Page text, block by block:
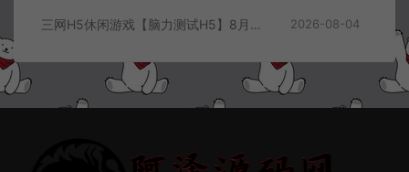
三网H5休闲游戏【脑力测试H5】8月最新整理Linux手工服务端+Win一键服务端+解压即玩+简易安卓客户端+详细搭建教程 2026-08-04